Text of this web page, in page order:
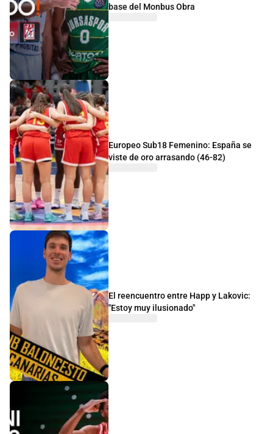
base del Monbus Obra
Europeo Sub18 Femenino: España se
viste de oro arrasando (46-82)
El reencuentro entre Happ y Lakovic:
"Estoy muy ilusionado"